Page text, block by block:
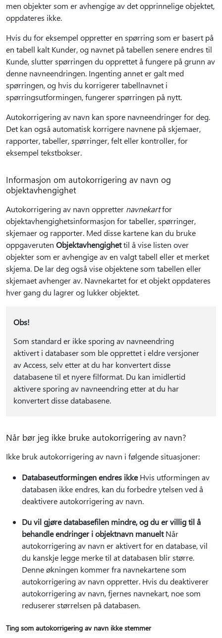
men objekter som er avhengige av det opprinnelige objektet,
oppdateres ikke.
Hvis du for eksempel oppretter en spørring som er basert på
en tabell kalt Kunder, og navnet på tabellen senere endres til
Kunde, slutter spørringen du opprettet å fungere på grunn av
denne navneendringen. Ingenting annet er galt med
spørringen, og hvis du korrigerer tabellnavnet i
spørringsutformingen, fungerer spørringen på nytt.
Autokorrigering av navn kan spore navneendringer for deg.
Det kan også automatisk korrigere navnene på skjemaer,
rapporter, tabeller, spørringer, felt eller kontroller, for
eksempel tekstbokser.
Informasjon om autokorrigering av navn og
objektavhengighet
Autokorrigering av navn oppretter navnekartfor
objektavhengighetsinformasjon for tabeller, spørringer,
skjemaer og rapporter. Med disse kartene kan du bruke
oppgaveruten Objektavhengighettil å vise listen over
objekter som er avhengige av en valgt tabell eller et merket
skjema. De lar deg også vise objektene som tabellen eller
skjemaet avhenger av. Navnekartet for et objekt oppdateres
hver gang du lagrer og lukker objektet.
Obs!
Som standard er ikke sporing av navneendring
aktivert i databaser som ble opprettet i eldre versjoner
av Access, selv etter at du har konvertert disse
databasene til et nyere filformat. Du kan imidlertid
aktivere sporing av navneendring etter at du har
konvertert disse databasene.
Når bør jeg ikke bruke autokorrigering av navn?
Ikke bruk autokorrigering av navn i følgende situasjoner:
Databaseutformingen endres ikkeHvis utformingen av
databasen ikke endres, kan du forbedre ytelsen ved å
deaktivere autokorrigering av navn.
Du vil gjøre databasefilen mindre, og du er villig til å
behandle endringer i objektnavn manueltNår
autokorrigering av navn er aktivert for en database, vil
du kanskje legge merke til at databasen blir større.
Denne økningen kommer fra navnekartene som
autokorrigering av navn oppretter. Hvis du deaktiverer
autokorrigering av navn, fjernes navnekart, noe som
reduserer størrelsen på databasen.
Ting som autokorrigering av navn ikke stemmer